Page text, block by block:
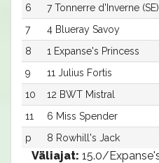
6
7 Tonnerre d'Inverne (SE)
7
4 Blueray Savoy
8
1 Expanse's Princess
9
11 Julius Fortis
10
12 BWT Mistral
11
6 Miss Spender
p
8 Rowhill's Jack
Väliajat: 15.0/